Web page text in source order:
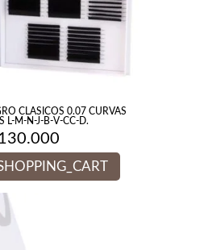
CLASICOS 0.07 CURVAS
L-M-N-J-B-V-CC-D.